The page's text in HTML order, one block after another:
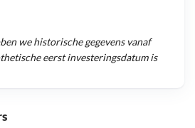
we historische gegevens vanaf
eerst investeringsdatum is